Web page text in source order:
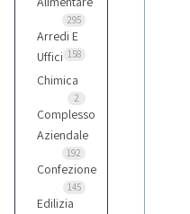
295
Arredi E
Uffici 158
Chimica
2
Complesso
Aziendale
192
Confezione
145
Edilizia